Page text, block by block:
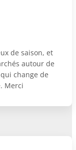
de saison, et
autour de
change de
Merci